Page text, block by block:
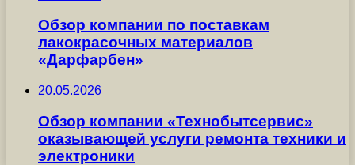
Обзор компании по поставкам
лакокрасочных материалов
«Дарфарбен»
20.05.2026
Обзор компании «Технобытсервис»
оказывающей услуги ремонта техники и
электроники